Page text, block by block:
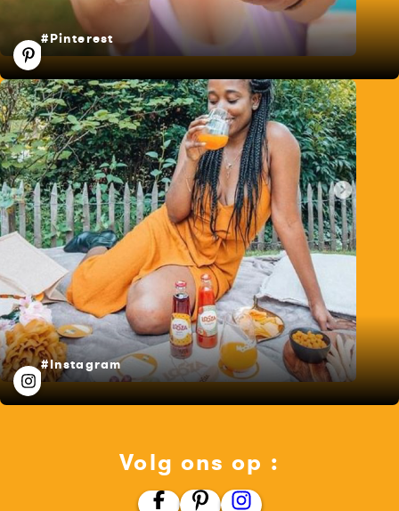
#Pinterest
#Instagram
Volg ons op :